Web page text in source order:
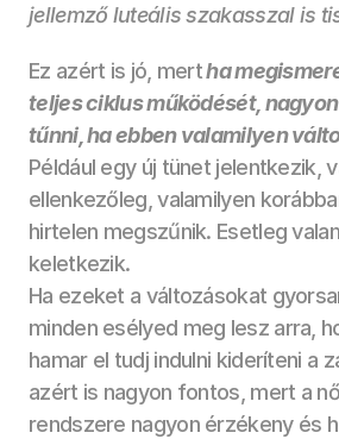
jellemző luteális szakasszal is
Ez azért is jó, mertha
teljes ciklus működését,
Például egy új tünet jelentkezik,
ellenkezőleg, valamilyen
hirtelen megszűnik. Esetleg
keletkezik.
Ha ezeket a változásokat
minden esélyed meg lesz arra,
hamar el tudj indulni kideríteni a
azért is nagyon fontos, mert a
rendszere nagyon érzékeny és